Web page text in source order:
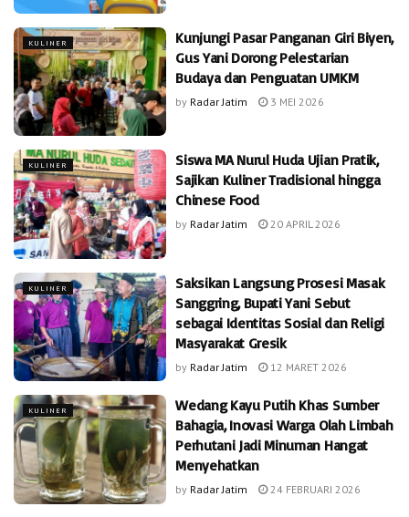
KULINER
Kunjungi Pasar Panganan Giri Biyen,
Gus Yani Dorong Pelestarian
Budaya dan Penguatan UMKM
by Radar Jatim 3 MEI 2026
KULINER
Siswa MA Nurul Huda Ujian Pratik,
Sajikan Kuliner Tradisional hingga
Chinese Food
by Radar Jatim 20 APRIL 2026
KULINER
Saksikan Langsung Prosesi Masak
Sanggring, Bupati Yani Sebut
sebagai Identitas Sosial dan Religi
Masyarakat Gresik
by Radar Jatim 12 MARET 2026
KULINER
Wedang Kayu Putih Khas Sumber
Bahagia, Inovasi Warga Olah Limbah
Perhutani Jadi Minuman Hangat
Menyehatkan
by Radar Jatim 24 FEBRUARI 2026